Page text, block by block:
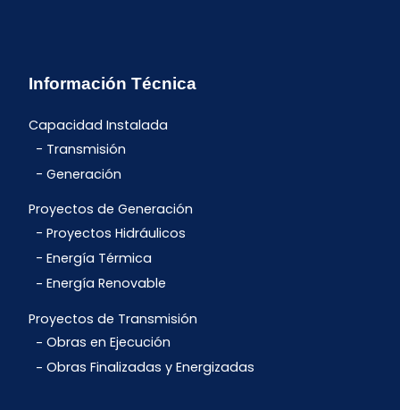
Información Técnica
Capacidad Instalada
Transmisión
Generación
Proyectos de Generación
Proyectos Hidráulicos
Energía Térmica
Energía Renovable
Proyectos de Transmisión
Obras en Ejecución
Obras Finalizadas y Energizadas